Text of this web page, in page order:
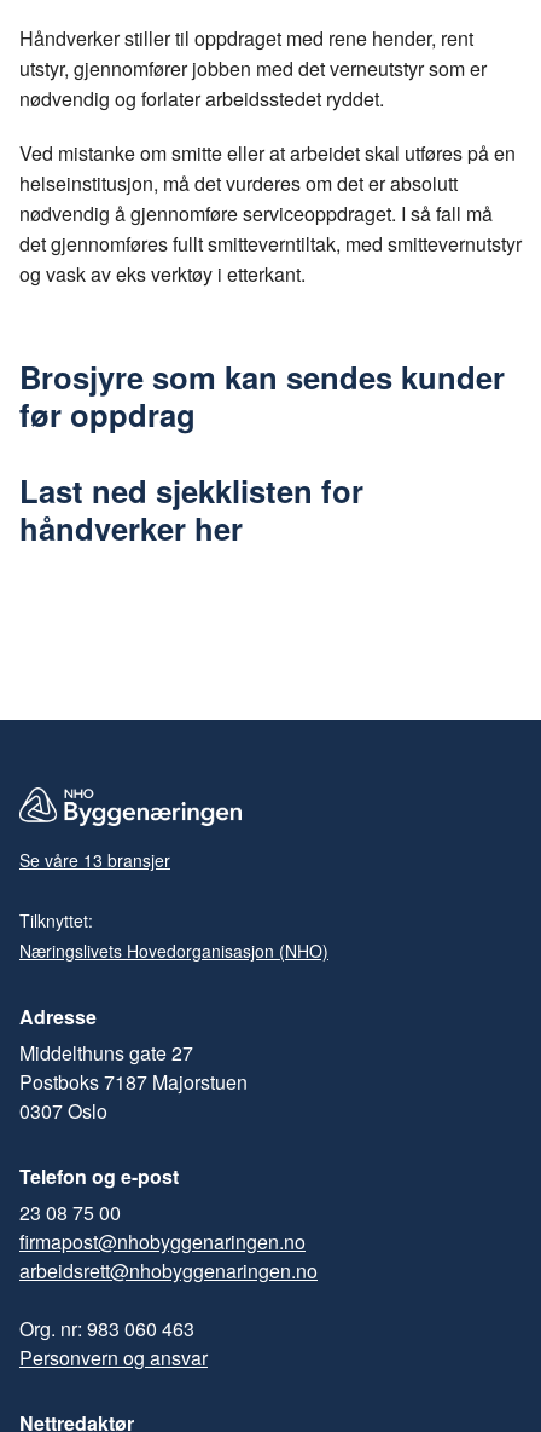
Håndverker stiller til oppdraget med rene hender, rent
utstyr, gjennomfører jobben med det verneutstyr som er
nødvendig og forlater arbeidsstedet ryddet.
Ved mistanke om smitte eller at arbeidet skal utføres på en
helseinstitusjon, må det vurderes om det er absolutt
nødvendig å gjennomføre serviceoppdraget. I så fall må
det gjennomføres fullt smitteverntiltak, med smittevernutstyr
og vask av eks verktøy i etterkant.
Brosjyre som kan sendes kunder
før oppdrag
Last ned sjekklisten for
håndverker her
Se våre 13 bransjer
Tilknyttet:
Næringslivets Hovedorganisasjon (NHO)
Adresse
Middelthuns gate 27
Postboks 7187 Majorstuen
0307 Oslo
Telefon og e-post
23 08 75 00
firmapost@nhobyggenaringen.no
arbeidsrett@nhobyggenaringen.no
Org. nr: 983 060 463
Personvern og ansvar
Nettredaktør